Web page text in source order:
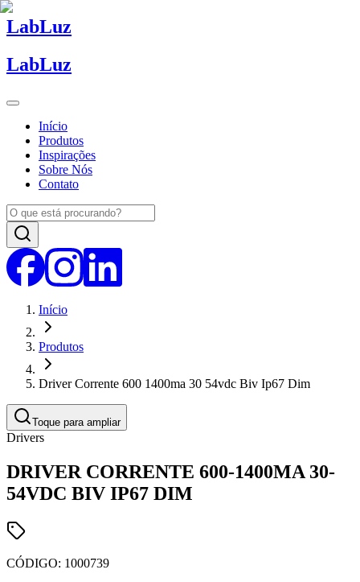
LabLuz
LabLuz
Início
Produtos
Inspirações
Sobre Nós
Contato
Início
Produtos
Driver Corrente 600 1400ma 30 54vdc Biv Ip67 Dim
Toque para ampliar
Drivers
DRIVER CORRENTE 600-1400MA 30-
54VDC BIV IP67 DIM
CÓDIGO: 1000739